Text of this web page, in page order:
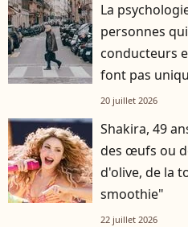
La
personnes
conducteurs
font pas
20 juillet 2026
Shakira, 49
des œufs ou
d'olive, de la
smoothie"
22 juillet 2026